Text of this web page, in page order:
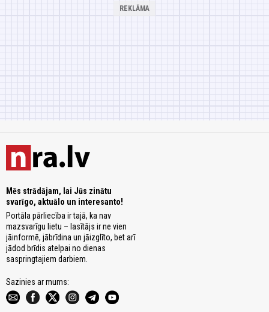
Mēs strādājam, lai Jūs zinātu
svarīgo, aktuālo un interesanto!
Portāla pārliecība ir tajā, ka nav
mazsvarīgu lietu – lasītājs ir ne vien
jāinformē, jābrīdina un jāizglīto, bet arī
jādod brīdis atelpai no dienas
saspringtajiem darbiem.
Sazinies ar mums: